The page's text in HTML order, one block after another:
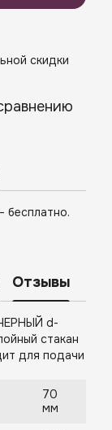
скидки
бесплатно.
Отзывы
d-
стакан
для подачи
70
мм